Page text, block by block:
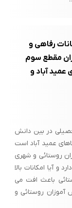
مدارس و دانش
به ارائه آن ها
و نظام آموزش و
توجه به بررسیها
باشند و از این
مفید باشند .
روی آنها می توان
رفاهی و
مقطع سوم
عمید آباد و
در بین دانش
عمید آباد است
روستائی و شهری
و آیا امکانات بالا
باعث افت می
آموزان روستائی و